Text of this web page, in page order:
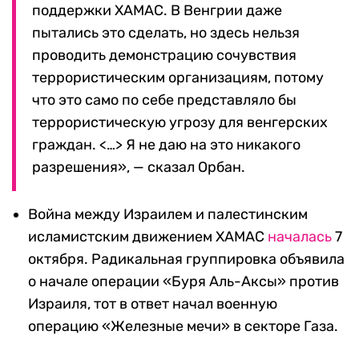
поддержки ХАМАС. В Венгрии даже
пытались это сделать, но здесь нельзя
проводить демонстрацию сочувствия
террористическим организациям, потому
что это само по себе представляло бы
террористическую угрозу для венгерских
граждан. <…> Я не даю на это никакого
разрешения», — сказал Орбан.
Война между Израилем и палестинским
исламистским движением ХАМАС началась7
октября. Радикальная группировка объявила
о начале операции «Буря Аль-Аксы» против
Израиля, тот в ответ начал военную
операцию «Железные мечи» в секторе Газа.